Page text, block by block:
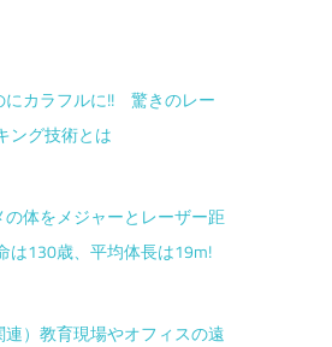
にカラフルに!! 驚きのレー
ング技術とは
の体をメジャーとレーザー距
は130歳、平均体長は19m!
連）教育現場やオフィスの遠